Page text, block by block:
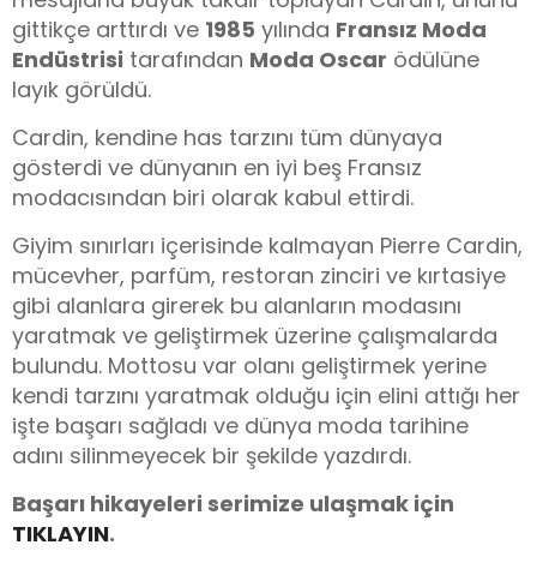
gittikçe arttırdı ve 1985 yılında Fransız Moda
Endüstrisi tarafından Moda Oscar ödülüne
layık görüldü.
Cardin, kendine has tarzını tüm dünyaya
gösterdi ve dünyanın en iyi beş Fransız
modacısından biri olarak kabul ettirdi.
Giyim sınırları içerisinde kalmayan Pierre Cardin,
mücevher, parfüm, restoran zinciri ve kırtasiye
gibi alanlara girerek bu alanların modasını
yaratmak ve geliştirmek üzerine çalışmalarda
bulundu. Mottosu var olanı geliştirmek yerine
kendi tarzını yaratmak olduğu için elini attığı her
işte başarı sağladı ve dünya moda tarihine
adını silinmeyecek bir şekilde yazdırdı.
Başarı hikayeleri serimize ulaşmak için
TIKLAYIN.